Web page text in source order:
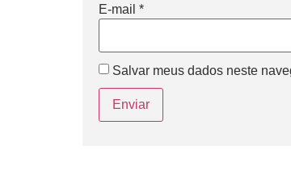
E-mail *
Salvar meus dados neste